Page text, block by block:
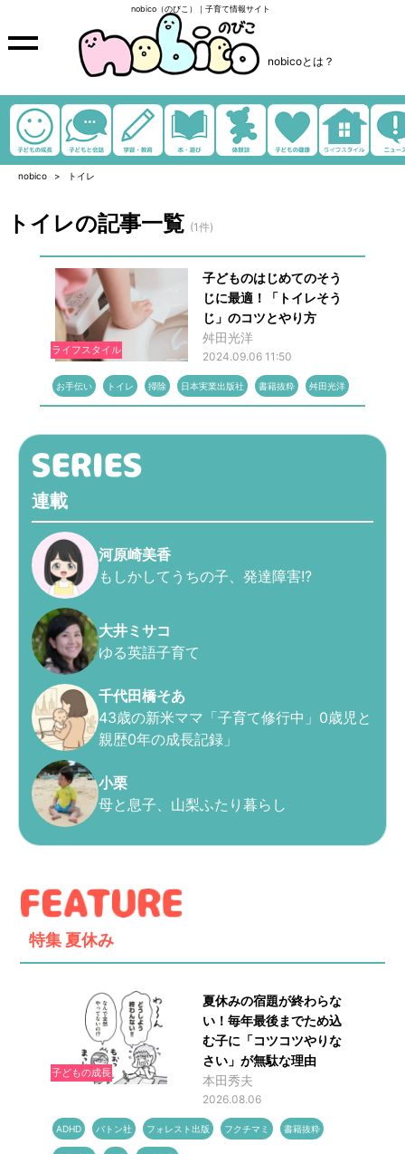
nobico（のびこ）｜子育て情報サイト
nobicoとは？
nobico トイレ
トイレの記事一覧 (1件)
ライフスタイル
子どものはじめてのそう
じに最適！「トイレそう
じ」のコツとやり方
舛田光洋
2024.09.06 11:50
お手伝い トイレ 掃除 日本実業出版社 書籍抜粋 舛田光洋
連載
河原崎美香
もしかしてうちの子、発達障害!?
大井ミサコ
ゆる英語子育て
千代田橋そあ
43歳の新米ママ「子育て修行中」0歳児と
親歴0年の成長記録」
小栗
母と息子、山梨ふたり暮らし
特集 夏休み
子どもの成長
夏休みの宿題が終わらな
い！毎年最後までため込
む子に「コツコツやりな
さい」が無駄な理由
本田秀夫
2026.08.06
ADHD バトン社 フォレスト出版 フクチマミ 書籍抜粋